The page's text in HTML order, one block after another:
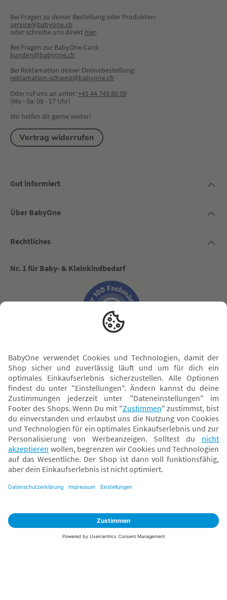
Bei Fragen zu deiner Bestellung oder Produkten:
service@babyone.ch
oder schreibe uns direkt hier.
Bei Fragen zur BabyOne-Card:
kunden@babyone.ch
Bei Reklamation deiner Onlinebestellung:
reklamation-schweiz@babyone.ch
Oder ruf uns an unter:+41 44 743 80 09
(Mo - Sa: 09 - 17 Uhr)
Wir helfen dir gerne weiter!
Vertrag widerrufen
Gut informiert
Über BabyOne
Rechtliches
Nr. 1 für Baby- & Kleinkindbedarf
Sicher zahlen